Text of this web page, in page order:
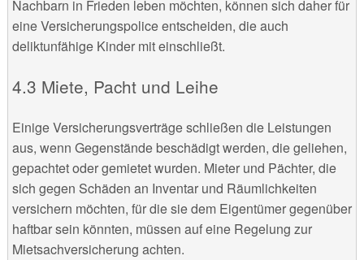
Nachbarn in Frieden leben möchten, können sich daher für
eine Versicherungspolice entscheiden, die auch
deliktunfähige Kinder mit einschließt.
Miete, Pacht und Leihe
Einige Versicherungsverträge schließen die Leistungen
aus, wenn Gegenstände beschädigt werden, die geliehen,
gepachtet oder gemietet wurden. Mieter und Pächter, die
sich gegen Schäden an Inventar und Räumlichkeiten
versichern möchten, für die sie dem Eigentümer gegenüber
haftbar sein könnten, müssen auf eine Regelung zur
Mietsachversicherung achten.